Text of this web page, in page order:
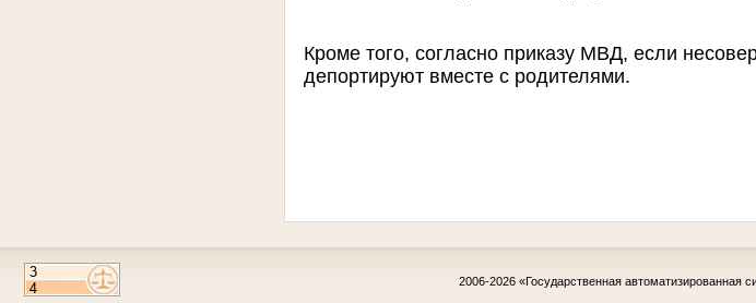
Кроме того, согласно приказу МВД, если
депортируют вместе с родителями.
2006-2026 «Государственная автоматизированная